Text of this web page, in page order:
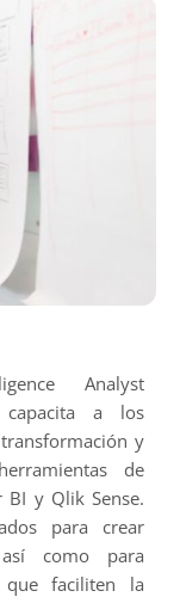
Analyst
capacita a los
y
de
BI y Qlik Sense.
para crear
como para
que faciliten la